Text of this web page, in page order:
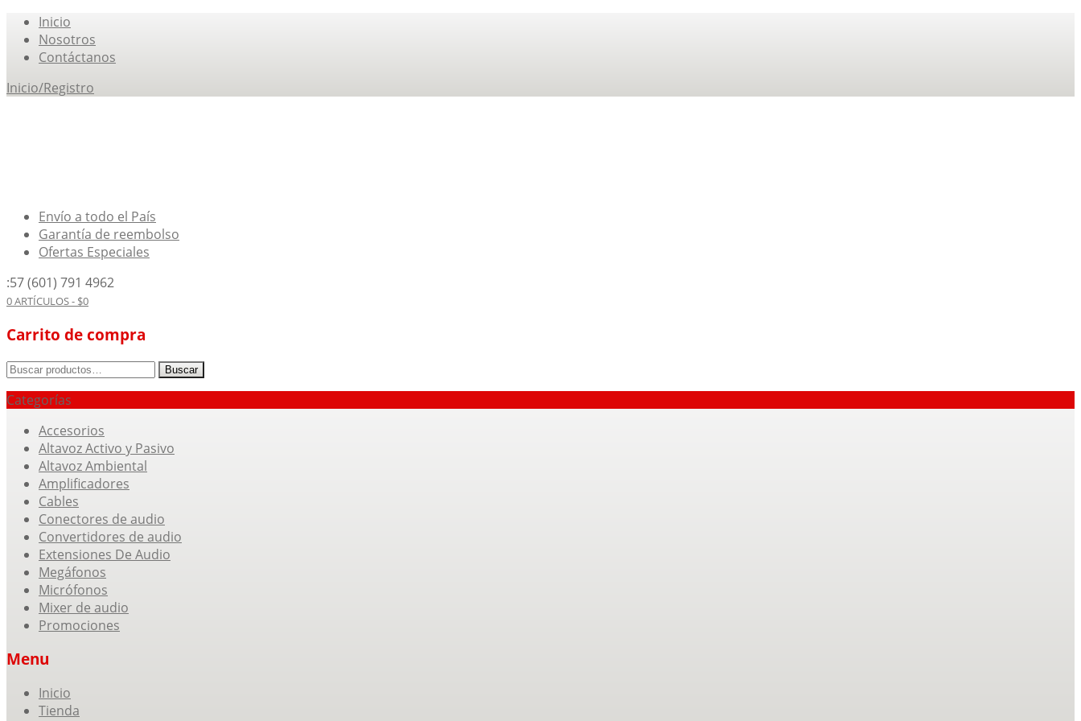
Inicio
Nosotros
Contáctanos
Inicio/Registro
Envío a todo el País
Garantía de reembolso
Ofertas Especiales
:57 (601) 791 4962
0 ARTÍCULOS - $0
Carrito de compra
Buscar
Buscar
Categorías
Accesorios
Altavoz Activo y Pasivo
Altavoz Ambiental
Amplificadores
Cables
Conectores de audio
Convertidores de audio
Extensiones De Audio
Megáfonos
Micrófonos
Mixer de audio
Promociones
Menu
Skip Inicio
Tienda